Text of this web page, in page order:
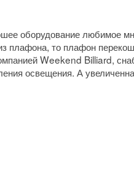
оборудование любимое
плафона, то плафон
Weekend Billiard,
освещения. А